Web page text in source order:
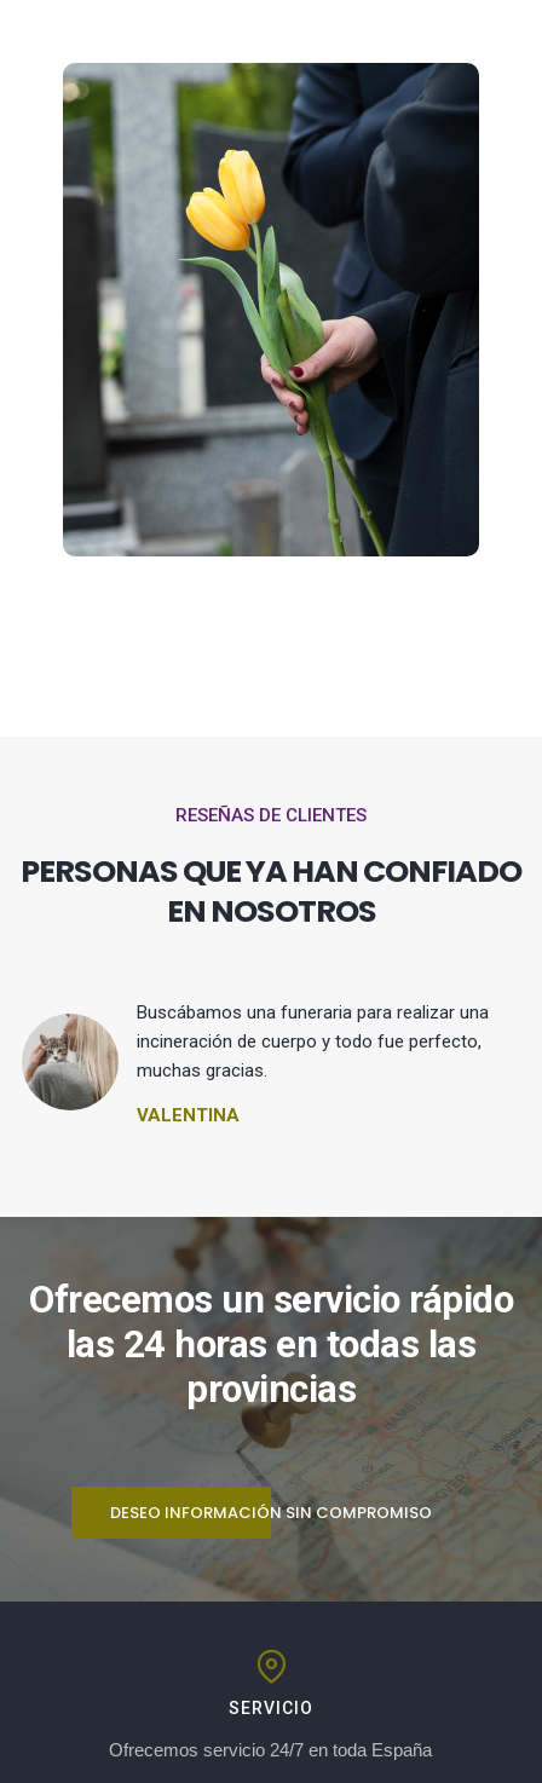
RESEÑAS DE CLIENTES
PERSONAS QUE YA HAN CONFIADO
EN NOSOTROS
Buscábamos una funeraria para realizar una
incineración de cuerpo y todo fue perfecto,
muchas gracias.
VALENTINA
Ofrecemos un servicio rápido
las 24 horas en todas las
provincias
DESEO INFORMACIÓN SIN COMPROMISO
SERVICIO
Ofrecemos servicio 24/7 en toda España